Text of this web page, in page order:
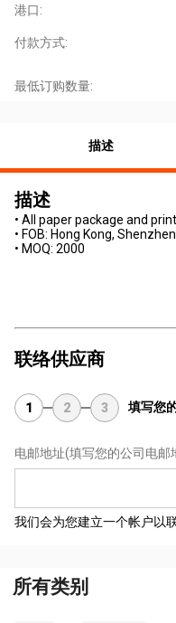
港口:
付款方式:
最低订购数量:
描述
描述
• All paper package and
• FOB: Hong Kong, Shenzhen
• MOQ: 2000
联络供应商
1 2 3 填写您
电邮地址(填写您的公司电邮
我们会为您建立一个帐户以
所有类别